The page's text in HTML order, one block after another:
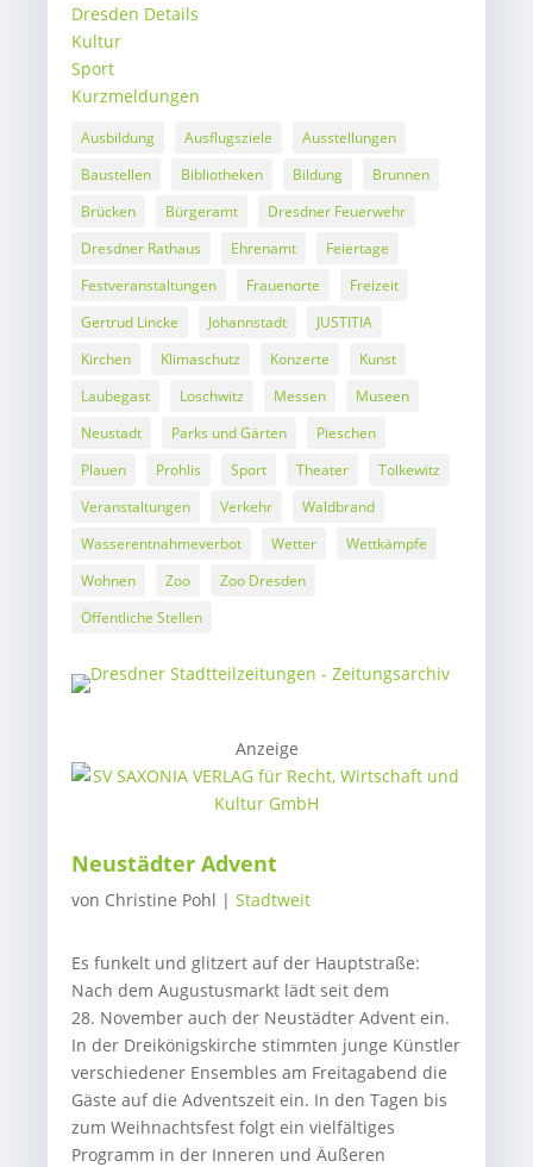
Dresden Details
Kultur
Sport
Kurzmeldungen
Ausbildung Ausflugsziele
Ausstellungen
Baustellen
Bibliotheken Bildung
Brunnen
Brücken
Bürgeramt
Dresdner Feuerwehr
Dresdner Rathaus
Ehrenamt
Feiertage
Festveranstaltungen
Frauenorte
Freizeit
Gertrud Lincke
Johannstadt
JUSTITIA
Kirchen
Klimaschutz Konzerte
Kunst
Laubegast
Loschwitz Messen
Museen
Neustadt
Parks und Gärten
Pieschen
Plauen
Prohlis Sport Theater
Tolkewitz
Veranstaltungen
Verkehr
Waldbrand
Wasserentnahmeverbot
Wetter
Wettkämpfe
Wohnen
Zoo
Zoo Dresden
Öffentliche Stellen
Anzeige
Neustädter Advent
von Christine Pohl |Stadtweit
Es funkelt und glitzert auf der Hauptstraße:
Nach dem Augustusmarkt lädt seit dem
28. November auch der Neustädter Advent ein.
In der Dreikönigskirche stimmten junge Künstler
verschiedener Ensembles am Freitagabend die
Gäste auf die Adventszeit ein. In den Tagen bis
zum Weihnachtsfest folgt ein vielfältiges
Programm in der Inneren und Äußeren